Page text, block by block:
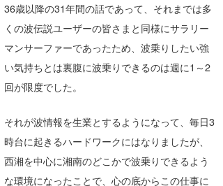
36歳以降の31年間の話であって、それまでは多
くの波伝説ユーザーの皆さまと同様にサラリー
マンサーファーであったため、波乗りしたい強
い気持ちとは裏腹に波乗りできるのは週に1～2
回が限度でした。
それが波情報を生業とするようになって、毎日3
時台に起きるハードワークにはなりましたが、
西湘を中心に湘南のどこかで波乗りできるよう
な環境になったことで、心の底からこの仕事に
Romisea